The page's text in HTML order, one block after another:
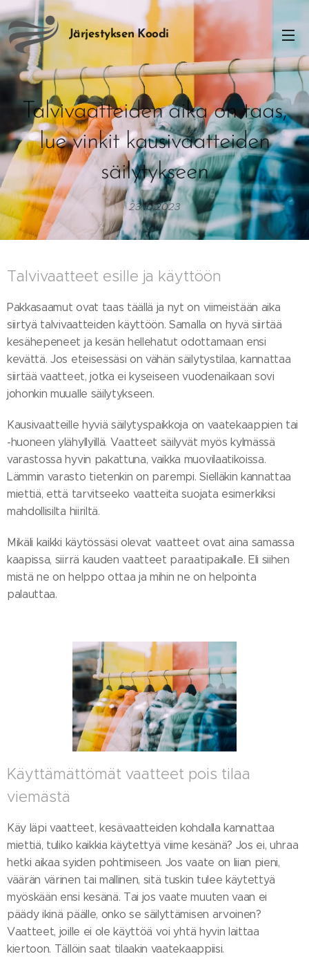
Järjestyksen Koodi
Talvivaatteiden aika on taas,
lue vinkit kausivaatteiden
säilytykseen
23.10.2023
Talvivaatteet esille ja käyttöön
Pakkasaamut ovat taas täällä ja nyt on viimeistään aika
siirtyä talvivaatteiden käyttöön. Samalla on hyvä siirtää
kesähepeneet ja kesän hellehatut odottamaan ensi
kevättä. Jos eteisessäsi on vähän säilytystilaa, kannattaa
siirtää vaatteet, jotka ei kyseiseen vuodenaikaan sovi
johonkin muualle säilytykseen.
Kausivaatteille hyviä säilytyspaikkoja on vaatekaappien tai
-huoneen ylähyllyillä. Vaatteet säilyvät myös kylmässä
varastossa hyvin pakattuna, vaikka muovilaatikoissa.
Lämmin varasto tietenkin on parempi. Sielläkin kannattaa
miettiä, että tarvitseeko vaatteita suojata esimerkiksi
mahdollisilta hiiriltä.
Mikäli kaikki käytössäsi olevat vaatteet ovat aina samassa
kaapissa, siirrä kauden vaatteet paraatipaikalle. Eli siihen
mistä ne on helppo ottaa ja mihin ne on helpointa
palauttaa.
Käyttämättömät vaatteet pois tilaa
viemästä
Käy läpi vaatteet, kesävaatteiden kohdalla kannattaa
miettiä, tuliko kaikkia käytettyä viime kesänä? Jos ei, uhraa
hetki aikaa syiden pohtimiseen. Jos vaate on liian pieni,
väärän värinen tai mallinen, sitä tuskin tulee käytettyä
myöskään ensi kesänä. Tai jos vaate muuten vaan ei
päädy ikinä päälle, onko se säilyttämisen arvoinen?
Vaatteet, joille ei ole käyttöä voi yhtä hyvin laittaa
kiertoon. Tällöin saat tilaakin vaatekaappiisi.